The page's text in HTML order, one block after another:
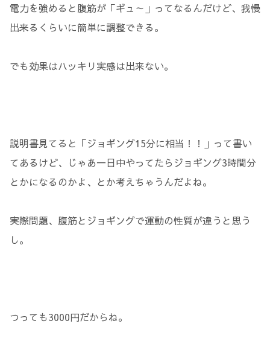
電力を強めると腹筋が「ギュ～」ってなるんだけど、我慢
出来るくらいに簡単に調整できる。
でも効果はハッキリ実感は出来ない。
説明書見てると「ジョギング15分に相当！！」って書い
てあるけど、じゃあ一日中やってたらジョギング3時間分
とかになるのかよ、とか考えちゃうんだよね。
実際問題、腹筋とジョギングで運動の性質が違うと思う
し。
つっても3000円だからね。